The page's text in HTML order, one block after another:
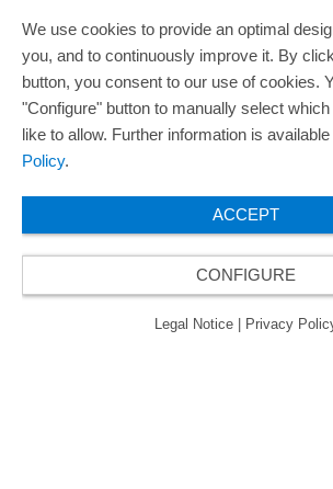
We use cookies to provide an optimal
you, and to continuously improve it. By
button, you consent to our use of cookies.
"Configure" button to manually select
like to allow. Further information is
Policy.
ACCEPT
CONFIGURE
Legal Notice Privacy